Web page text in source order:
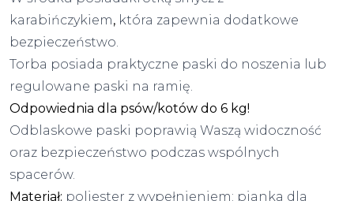
karabińczykiem, która zapewnia dodatkowe
bezpieczeństwo.
Torba posiada praktyczne paski do noszenia lub
regulowane paski na ramię.
Odpowiednia dla psów/kotów do 6 kg!
Odblaskowe paski poprawią Waszą widoczność
oraz bezpieczeństwo podczas wspólnych
spacerów.
Materiał: poliester z wypełnieniem: pianka dla